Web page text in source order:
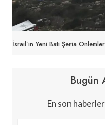
İsrail’in Yeni Batı Şeria
Bugün
En son